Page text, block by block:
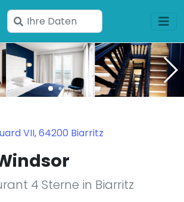
Geben
Sie
Ihre
Daten
ein
VII, 64200 Biarritz
4 Sterne in Biarritz